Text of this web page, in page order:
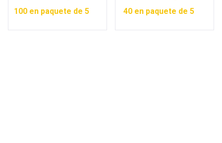
100 en paquete de 5
40 en paquete de 5